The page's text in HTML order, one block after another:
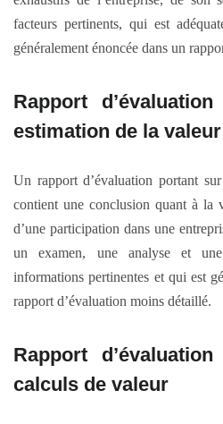
facteurs pertinents, qui est
généralement énoncée dans un
Rapport
estimation de la valeur
Un rapport d’évaluation portant
contient une conclusion quant à la
d’une participation dans une
un examen, une analyse et
informations pertinentes et qui est
rapport d’évaluation moins détaillé.
Rapport
calculs de valeur